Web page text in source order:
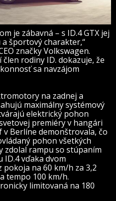
je zábavná – s ID.4 GTX jej
športový charakter,“
značky Volkswagen.
rodiny ID. dokazuje, že
sa navzájom
na zadnej a
maximálny systémový
elektrický pohon
premiéry v hangári
Berlíne demonštrovala, čo
pohon všetkých
zdolal rampu so stúpaním
ID.4 vďaka dvom
na 60 km/h za 3,2
tempo 100 km/h.
limitovaná na 180